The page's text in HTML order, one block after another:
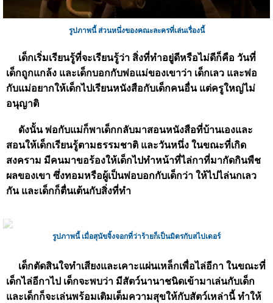
รูปภาพนี้ ส่วนหนึ่งของคณะละครที่เล่นเรื่องนี้
เด็กเริ่มเรียนรู้ที่จะเรียนรู้ว่า สิ่งที่ทำอยู่ดีหรือไม่ดีก็คือ วันที่
เด็กถูกแกล้ง และเด็กบอกกับพ่อแม่ของเขาว่า เด็กเลว และพ่อ
กับแม่อยากให้เด็กไปเรียนหนังสือกับเด็กคนอื่น แต่ครูใหญ่ไม่
อนุญาติ
ดังนั้น พ่อกับแม่ก็พาเด็กกลับมาสอนหนังสือที่บ้านเองและ
สอนให้เด็กเรียนรู้ตามธรรมชาติ และวันหนึ่ง ในขณะที่เกิด
สงคราม มีคนมาขอร้องให้เด็กไปทำหน้าที่ไล่กาที่มากัดกินพืช
ผลของเขา ซึ่งทอมหรือผู้เป็นพ่อบอกกับเด็กว่า ให้ไปไล่นกเลว
กัน และเด็กก็ตื่นเต้นกับสิ่งที่ทำ
รูปภาพนี้ เมื่อสุนัขจิ้งจอกที่ว่าร้ายก็เป็นมิตรกับสไปเดอร์
เด็กตัดสินใจทำเสียงและเคาะแผ่นเหล็กเพื่อไล่อีกา ในขณะที่
เด็กไล่อีกาไป เด็กจะพบว่า มีสัตว์นานาชนิดเข้ามาเล่นกับเด็ก
และเด็กก็จะเล่นพร้อมเติมเต็มความสุขให้กับสัตว์เหล่านี้ ทำให้